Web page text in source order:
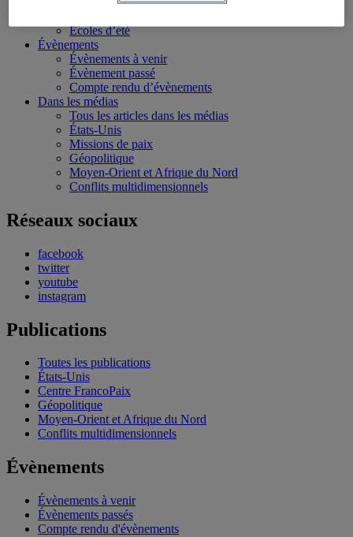
Écoles d’été
Évènements
Évènements à venir
Évènement passé
Compte rendu d’évènements
Dans les médias
Tous les articles dans les médias
États-Unis
Missions de paix
Géopolitique
Moyen-Orient et Afrique du Nord
Conflits multidimensionnels
Réseaux sociaux
facebook
twitter
youtube
instagram
Publications
Toutes les publications
États-Unis
Centre FrancoPaix
Géopolitique
Moyen-Orient et Afrique du Nord
Conflits multidimensionnels
Évènements
Évènements à venir
Évènements passés
Compte rendu d'évènements